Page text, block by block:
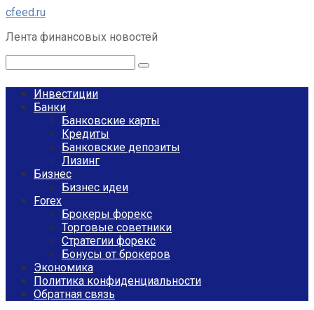
Перейти
контенту
cfeed.ru
Лента финансовых новостей
Инвестиции
Банки
Банковские карты
Кредиты
Банковские депозиты
Лизинг
Бизнес
Бизнес идеи
Forex
Брокеры форекс
Торговые советники
Стратегии форекс
Бонусы от брокеров
Экономика
Политика конфиденциальности
Обратная связь